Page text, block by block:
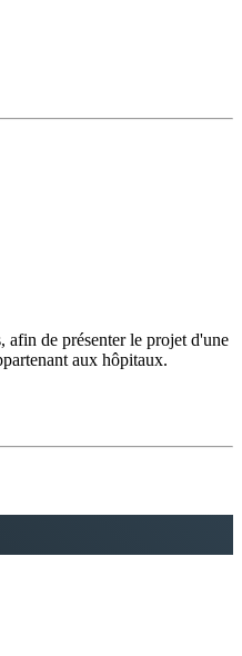
de présenter le projet d'une
aux hôpitaux.